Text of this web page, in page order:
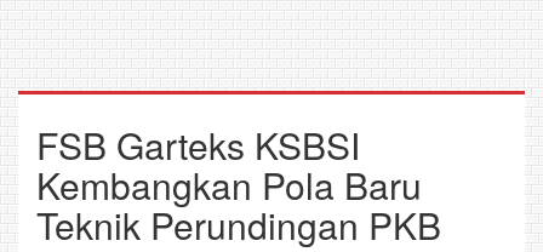
FSB Garteks KSBSI
Kembangkan Pola Baru
Teknik Perundingan PKB